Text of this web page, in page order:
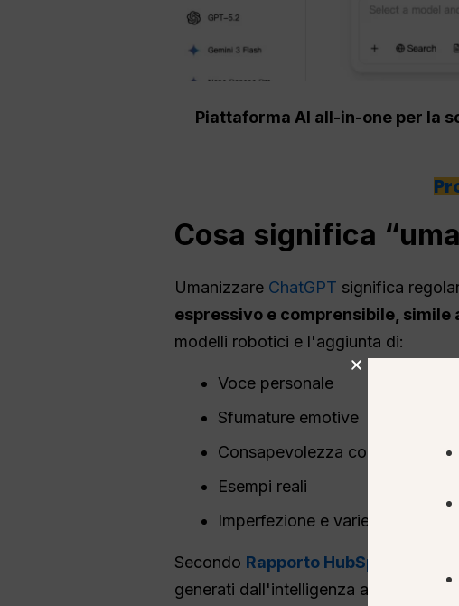
Piattaforma AI all-in-one per la
Cosa significa
Umanizzare ChatGPT significa
espressivo e comprensibile, simile
modelli robotici e l'aggiunta di:
Voce personale
Sfumature emotive
Consapevolezza contestuale
Esempi reali
Imperfezione e varietà
Secondo Rapporto HubSpot 2024
,
generati dall'intelligenza artificiale e